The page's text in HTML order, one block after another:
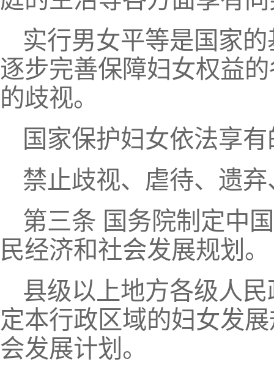
实行男女平等是国家
逐步完善保障妇女权益
的歧视。
国家保护妇女依法享
禁止歧视、虐待、遗
第三条 国务院制定中
民经济和社会发展规划。
县级以上地方各级人
定本行政区域的妇女发
会发展计划。